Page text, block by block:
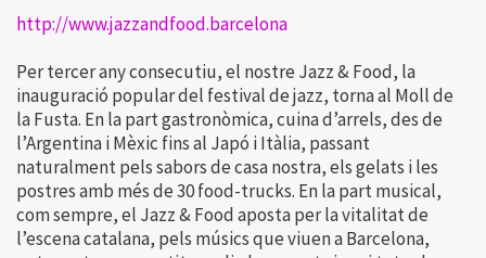
http://www.jazzandfood.barcelona
Per tercer any consecutiu, el nostre Jazz & Food, la
inauguració popular del festival de jazz, torna al Moll de
la Fusta. En la part gastronòmica, cuina d’arrels, des de
l’Argentina i Mèxic fins al Japó i Itàlia, passant
naturalment pels sabors de casa nostra, els gelats i les
postres amb més de 30 food-trucks. En la part musical,
com sempre, el Jazz & Food aposta per la vitalitat de
l’escena catalana, pels músics que viuen a Barcelona,